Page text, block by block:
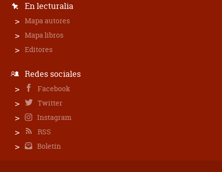
En lecturalia
Mapa autores
Mapa libros
Editores
Redes sociales
Facebook
Twitter
Instagram
RSS
Boletín